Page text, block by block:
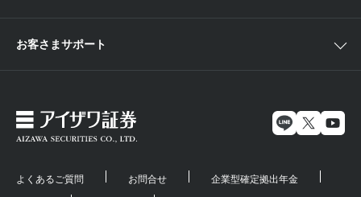
お客さまサポート
よくあるご質問 お問合せ 企業型確定拠出年金